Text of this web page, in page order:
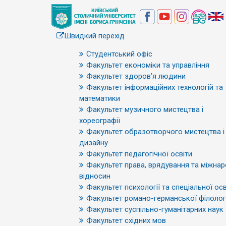
Швидкий перехід
Студентський офіс
Факультет економіки та управління
Факультет здоров’я людини
Факультет інформаційних технологій та
математики
Факультет музичного мистецтва і
хореографії
Факультет образотворчого мистецтва і
дизайну
Факультет педагогічної освіти
Факультет права, врядування та
відносин
Факультет психології та спеціальної
Факультет романо-германської
Факультет суспільно-гуманітарних наук
Факультет східних мов